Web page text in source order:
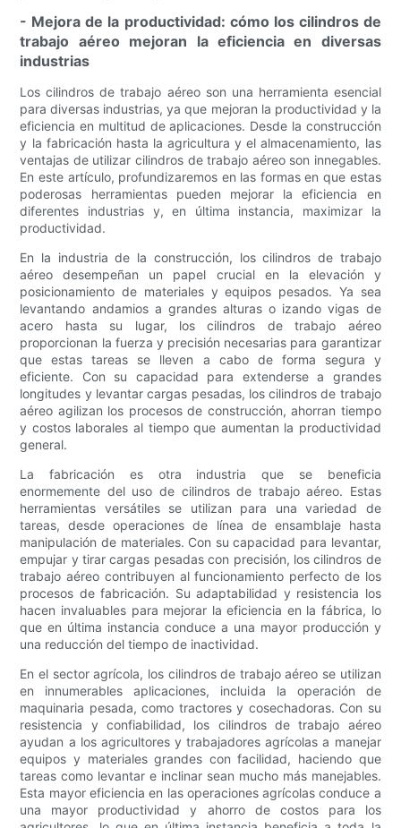
- Mejora de la productividad: cómo los cilindros de
trabajo aéreo mejoran la eficiencia en diversas
industrias
Los cilindros de trabajo aéreo son una herramienta esencial
para diversas industrias, ya que mejoran la productividad y la
eficiencia en multitud de aplicaciones. Desde la construcción
y la fabricación hasta la agricultura y el almacenamiento, las
ventajas de utilizar cilindros de trabajo aéreo son innegables.
En este artículo, profundizaremos en las formas en que estas
poderosas herramientas pueden mejorar la eficiencia en
diferentes industrias y, en última instancia, maximizar la
productividad.
En la industria de la construcción, los cilindros de trabajo
aéreo desempeñan un papel crucial en la elevación y
posicionamiento de materiales y equipos pesados. Ya sea
levantando andamios a grandes alturas o izando vigas de
acero hasta su lugar, los cilindros de trabajo aéreo
proporcionan la fuerza y ​​precisión necesarias para garantizar
que estas tareas se lleven a cabo de forma segura y
eficiente. Con su capacidad para extenderse a grandes
longitudes y levantar cargas pesadas, los cilindros de trabajo
aéreo agilizan los procesos de construcción, ahorran tiempo
y costos laborales al tiempo que aumentan la productividad
general.
La fabricación es otra industria que se beneficia
enormemente del uso de cilindros de trabajo aéreo. Estas
herramientas versátiles se utilizan para una variedad de
tareas, desde operaciones de línea de ensamblaje hasta
manipulación de materiales. Con su capacidad para levantar,
empujar y tirar cargas pesadas con precisión, los cilindros de
trabajo aéreo contribuyen al funcionamiento perfecto de los
procesos de fabricación. Su adaptabilidad y resistencia los
hacen invaluables para mejorar la eficiencia en la fábrica, lo
que en última instancia conduce a una mayor producción y
una reducción del tiempo de inactividad.
En el sector agrícola, los cilindros de trabajo aéreo se utilizan
en innumerables aplicaciones, incluida la operación de
maquinaria pesada, como tractores y cosechadoras. Con su
resistencia y confiabilidad, los cilindros de trabajo aéreo
ayudan a los agricultores y trabajadores agrícolas a manejar
equipos y materiales grandes con facilidad, haciendo que
tareas como levantar e inclinar sean mucho más manejables.
Esta mayor eficiencia en las operaciones agrícolas conduce a
una mayor productividad y ahorro de costos para los